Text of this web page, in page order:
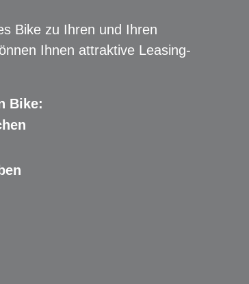
Bike zu Ihren und Ihren
Ihnen attraktive Leasing-
Bike: